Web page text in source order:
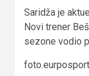
Saridža je
Novi trener
sezone vodio